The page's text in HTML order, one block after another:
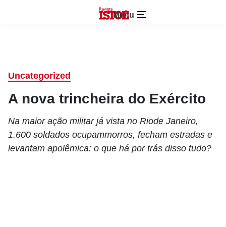
Menu
Uncategorized
A nova trincheira do Exército
Na maior ação militar já vista no Riode Janeiro,
1.600 soldados ocupammorros, fecham estradas e
levantam apolêmica: o que há por trás disso tudo?